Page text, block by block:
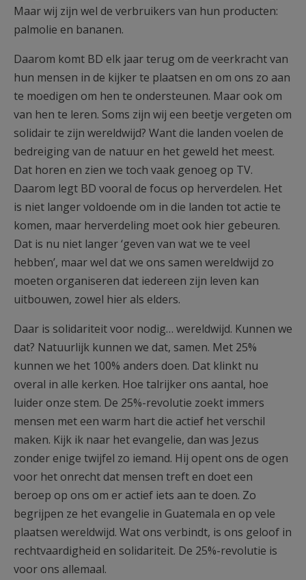
Maar wij zijn wel de verbruikers van hun producten:
palmolie en bananen.
Daarom komt BD elk jaar terug om de veerkracht van
hun mensen in de kijker te plaatsen en om ons zo aan
te moedigen om hen te ondersteunen. Maar ook om
van hen te leren. Soms zijn wij een beetje vergeten om
solidair te zijn wereldwijd? Want die landen voelen de
bedreiging van de natuur en het geweld het meest.
Dat horen en zien we toch vaak genoeg op TV.
Daarom legt BD vooral de focus op herverdelen. Het
is niet langer voldoende om in die landen tot actie te
komen, maar herverdeling moet ook hier gebeuren.
Dat is nu niet langer ‘geven van wat we te veel
hebben’, maar wel dat we ons samen wereldwijd zo
moeten organiseren dat iedereen zijn leven kan
uitbouwen, zowel hier als elders.
Daar is solidariteit voor nodig… wereldwijd. Kunnen we
dat? Natuurlijk kunnen we dat, samen. Met 25%
kunnen we het 100% anders doen. Dat klinkt nu
overal in alle kerken. Hoe talrijker ons aantal, hoe
luider onze stem. De 25%-revolutie zoekt immers
mensen met een warm hart die actief het verschil
maken. Kijk ik naar het evangelie, dan was Jezus
zonder enige twijfel zo iemand. Hij opent ons de ogen
voor het onrecht dat mensen treft en doet een
beroep op ons om er actief iets aan te doen. Zo
begrijpen ze het evangelie in Guatemala en op vele
plaatsen wereldwijd. Wat ons verbindt, is ons geloof in
rechtvaardigheid en solidariteit. De 25%-revolutie is
voor ons allemaal.